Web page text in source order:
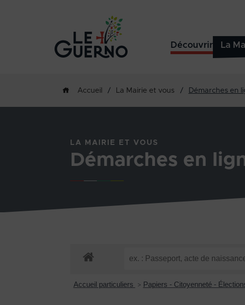
Découvrir La
Accueil / La Mairie et vous / Démarches en
LA MAIRIE ET VOUS
Démarches en
Accueil particuliers > Papiers - Citoyenneté -